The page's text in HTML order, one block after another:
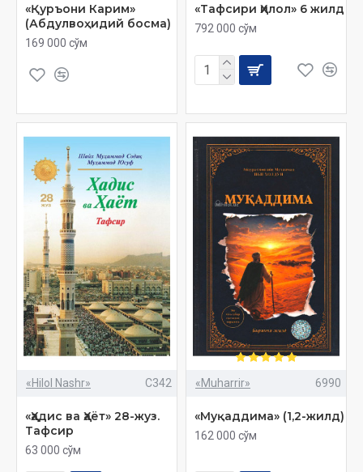
«Қуръони Карим»
(Абдулвоҳидий босма)
169 000 сўм
«Тафсири Ҳилол» 6 жилд
792 000 сўм
«Hilol Nashr» C342
«Ҳадис ва Ҳаёт» 28-жуз.
Тафсир
63 000 сўм
«Muharrir» 6990
«Муқаддима» (1,2-жилд)
162 000 сўм